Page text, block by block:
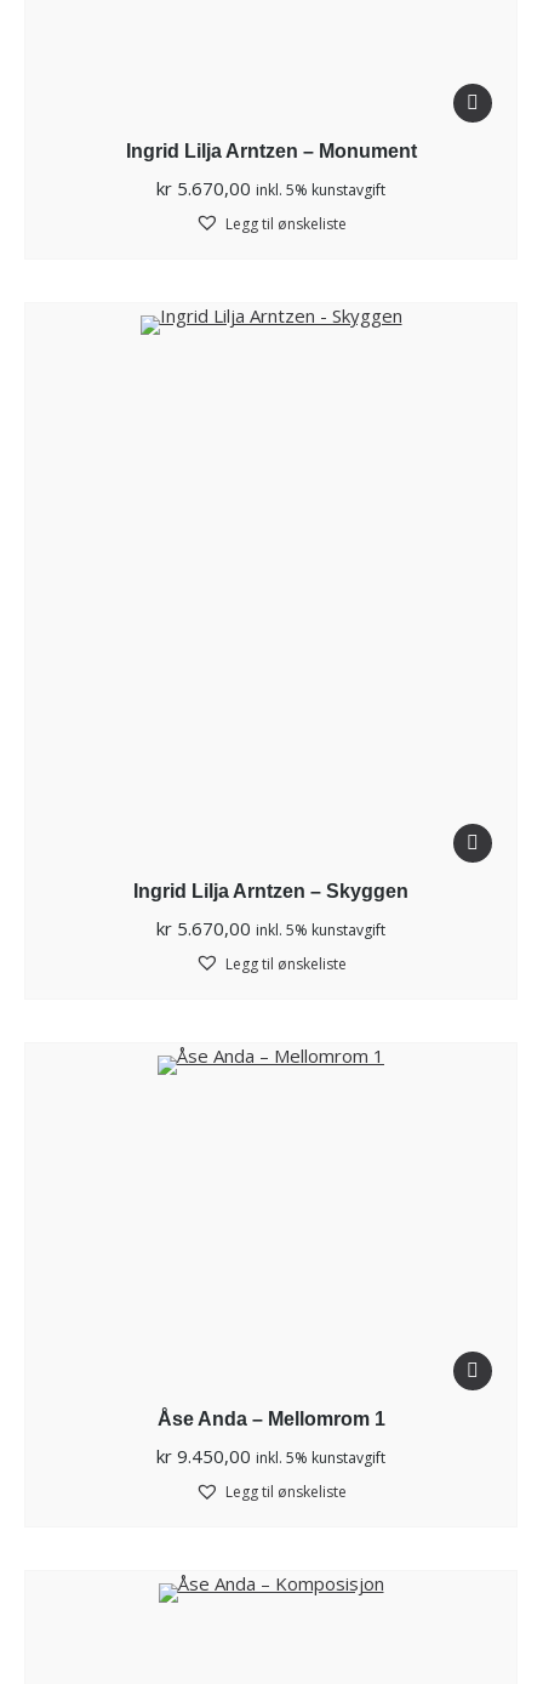
Ingrid Lilja Arntzen – Monument
kr 5.670,00 inkl. 5% kunstavgift
Legg til ønskeliste
Ingrid Lilja Arntzen – Skyggen
kr 5.670,00 inkl. 5% kunstavgift
Legg til ønskeliste
Åse Anda – Mellomrom 1
kr 9.450,00 inkl. 5% kunstavgift
Legg til ønskeliste